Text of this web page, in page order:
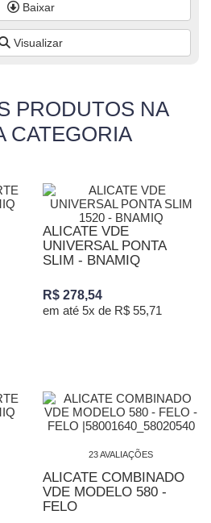
Baixar
Visualizar
PRODUTOS NA
CATEGORIA
ALICATE VDE
UNIVERSAL PONTA
SLIM - BNAMIQ
R$ 278,54
em até 5x de R$ 55,71
23 AVALIAÇÕES
ALICATE COMBINADO
VDE MODELO 580 -
FELO